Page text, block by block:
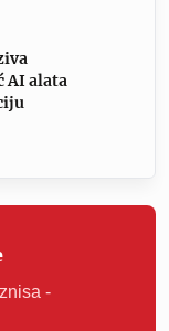
AI alata
-